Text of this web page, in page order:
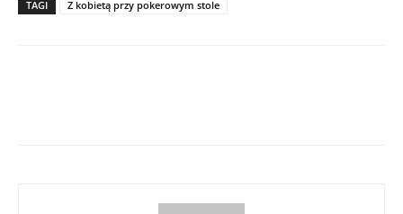
TAGI Z kobietą przy pokerowym stole